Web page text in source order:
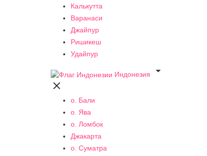
Калькутта
Варанаси
Джайпур
Ришикеш
Удайпур
Индонезия


о. Бали
о. Ява
о. Ломбок
Джакарта
о. Суматра